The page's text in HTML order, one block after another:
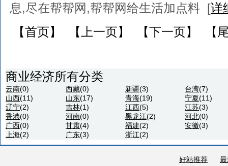
息,尽在帮帮网,帮帮网给生活加点料 [详
【首页】 【上一页】 【下一页】 【
商业经济所有分类
云南(0) 西藏(0) 新疆(3) 台湾(7)
山西(11) 山东(17) 青海(19) 宁夏(11)
辽宁(2) 吉林(1) 江西(5) 江苏(3)
香港(0) 河南(0) 黑龙江(2) 河北(0)
广西(0) 甘肃(4) 福建(2) 安徽(3)
上海(2) 广东(3) 浙江(2)
好站推荐